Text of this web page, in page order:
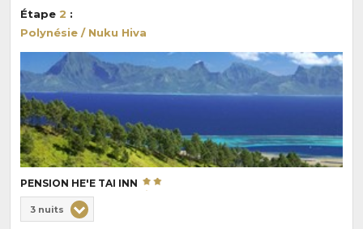
pension
:
Étape 2 :
Polynésie / Nuku Hiva
PENSION HE'E TAI INN
de
3 nuits